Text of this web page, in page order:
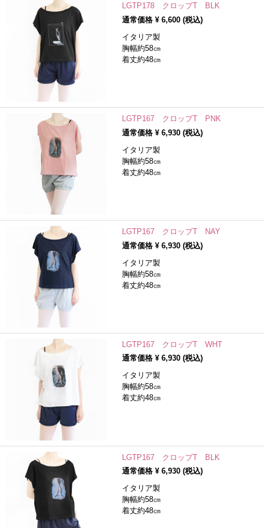
LGTP178 クロップT BLK
通常価格 ¥ 6,600(税込)
イタリア製
胸幅約58㎝
着丈約48㎝
LGTP167 クロップT PNK
通常価格 ¥ 6,930(税込)
イタリア製
胸幅約58㎝
着丈約48㎝
LGTP167 クロップT NAY
通常価格 ¥ 6,930(税込)
イタリア製
胸幅約58㎝
着丈約48㎝
LGTP167 クロップT WHT
通常価格 ¥ 6,930(税込)
イタリア製
胸幅約58㎝
着丈約48㎝
LGTP167 クロップT BLK
通常価格 ¥ 6,930(税込)
イタリア製
胸幅約58㎝
着丈約48㎝